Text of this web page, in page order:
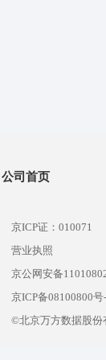
公司首页
京ICP证：010071
营业执照
京公网安备
京ICP备08100800号
©北京万方数据股份